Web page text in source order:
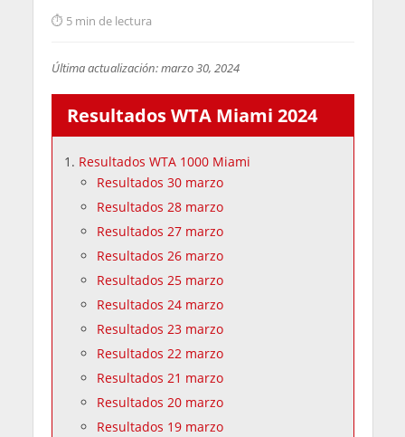
5 min de lectura
Última actualización: marzo 30, 2024
Resultados WTA Miami 2024
Resultados WTA 1000 Miami
Resultados 30 marzo
Resultados 28 marzo
Resultados 27 marzo
Resultados 26 marzo
Resultados 25 marzo
Resultados 24 marzo
Resultados 23 marzo
Resultados 22 marzo
Resultados 21 marzo
Resultados 20 marzo
Resultados 19 marzo